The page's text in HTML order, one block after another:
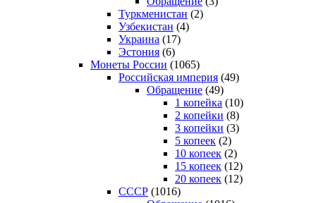
Туркменистан (2)
Узбекистан (4)
Украина (17)
Эстония (6)
Монеты России (1065)
Российская империя (49)
Обращение (49)
1 копейка (10)
2 копейки (8)
3 копейки (3)
5 копеек (2)
10 копеек (2)
15 копеек (12)
20 копеек (12)
СССР (1016)